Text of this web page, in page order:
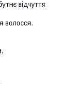
відчуття
волосся.